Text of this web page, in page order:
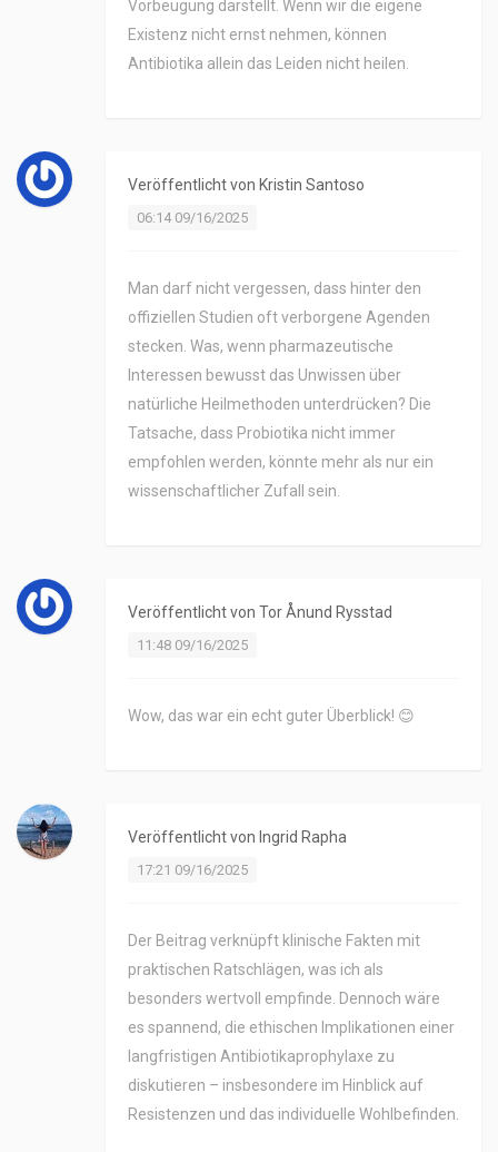
Vorbeugung darstellt. Wenn wir die eigene
Existenz nicht ernst nehmen, können
Antibiotika allein das Leiden nicht heilen.
Veröffentlicht von Kristin Santoso
06:14 09/16/2025
Man darf nicht vergessen, dass hinter den
offiziellen Studien oft verborgene Agenden
stecken. Was, wenn pharmazeutische
Interessen bewusst das Unwissen über
natürliche Heilmethoden unterdrücken? Die
Tatsache, dass Probiotika nicht immer
empfohlen werden, könnte mehr als nur ein
wissenschaftlicher Zufall sein.
Veröffentlicht von Tor Ånund Rysstad
11:48 09/16/2025
Wow, das war ein echt guter Überblick! 😊
Veröffentlicht von Ingrid Rapha
17:21 09/16/2025
Der Beitrag verknüpft klinische Fakten mit
praktischen Ratschlägen, was ich als
besonders wertvoll empfinde. Dennoch wäre
es spannend, die ethischen Implikationen einer
langfristigen Antibiotikaprophylaxe zu
diskutieren – insbesondere im Hinblick auf
Resistenzen und das individuelle Wohlbefinden.